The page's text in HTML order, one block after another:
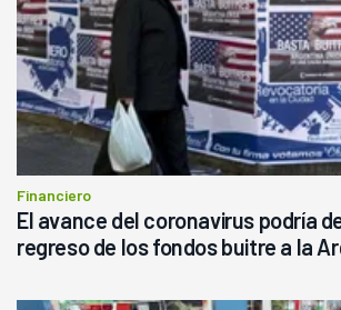
Financiero
El avance del coronavirus podría
regreso de los fondos buitre a la